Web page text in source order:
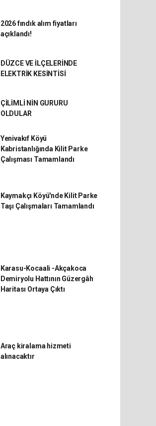
2026 fındık alım fiyatları
açıklandı!
DÜZCE VE İLÇELERİNDE
ELEKTRİK KESİNTİSİ
ÇİLİMLİ NİN GURURU
OLDULAR
Yenivakıf Köyü
Kabristanlığında Kilit Parke
Çalışması Tamamlandı
Kaymakçı Köyü'nde Kilit Parke
Taşı Çalışmaları Tamamlandı
Karasu-Kocaali -Akçakoca
Demiryolu Hattının Güzergâh
Haritası Ortaya Çıktı
Araç kiralama hizmeti
alınacaktır